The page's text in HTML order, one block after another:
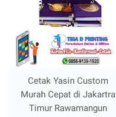
Cetak Yasin Custom
Murah Cepat di Jakartra
Timur Rawamangun